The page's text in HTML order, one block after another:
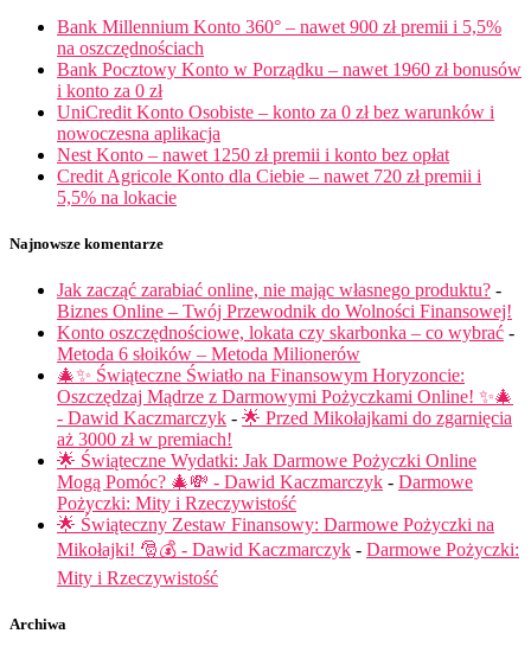
Bank Millennium Konto 360° – nawet 900 zł premii i 5,5%
na oszczędnościach
Bank Pocztowy Konto w Porządku – nawet 1960 zł bonusów
i konto za 0 zł
UniCredit Konto Osobiste – konto za 0 zł bez warunków i
nowoczesna aplikacja
Nest Konto – nawet 1250 zł premii i konto bez opłat
Credit Agricole Konto dla Ciebie – nawet 720 zł premii i
5,5% na lokacie
Najnowsze komentarze
Jak zacząć zarabiać online, nie mając własnego produktu? -
Biznes Online – Twój Przewodnik do Wolności Finansowej!
Konto oszczędnościowe, lokata czy skarbonka – co wybrać -
Metoda 6 słoików – Metoda Milionerów
🎄✨ Świąteczne Światło na Finansowym Horyzoncie:
Oszczędzaj Mądrze z Darmowymi Pożyczkami Online! ✨🎄
- Dawid Kaczmarczyk - 🌟 Przed Mikołajkami do zgarnięcia
aż 3000 zł w premiach!
🌟 Świąteczne Wydatki: Jak Darmowe Pożyczki Online
Mogą Pomóc? 🎄💸 - Dawid Kaczmarczyk - Darmowe
Pożyczki: Mity i Rzeczywistość
🌟 Świąteczny Zestaw Finansowy: Darmowe Pożyczki na
Mikołajki! 🎅💰 - Dawid Kaczmarczyk - Darmowe Pożyczki:
Mity i Rzeczywistość
Archiwa